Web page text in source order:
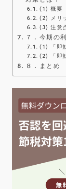
(1) 概要
(2) メリ
(3) 注意
７．今期の
(1) 「即
(2) 「即
８．まとめ